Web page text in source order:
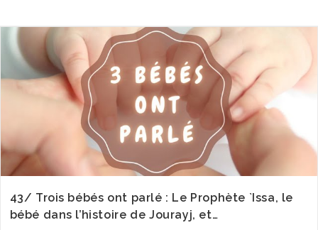
43/ Trois bébés ont parlé : Le Prophète `Issa, le
bébé dans l’histoire de Jourayj, et…